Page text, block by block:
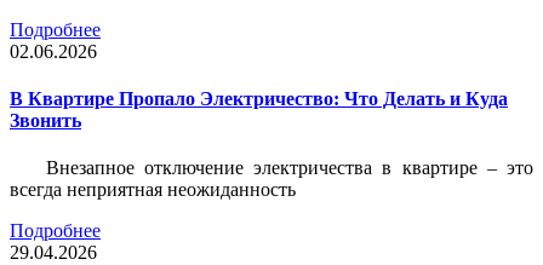
Подробнее
02.06.2026
В Квартире Пропало Электричество: Что Делать и Куда
Звонить
Внезапное отключение электричества в квартире – это
всегда неприятная неожиданность
Подробнее
29.04.2026